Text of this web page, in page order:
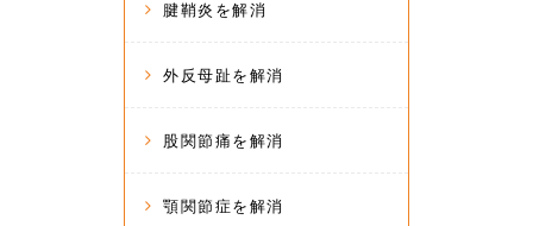
腱鞘炎を解消
外反母趾を解消
股関節痛を解消
顎関節症を解消